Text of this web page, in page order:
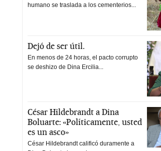
humano se traslada a los cementerios...
Dejó de ser útil.
En menos de 24 horas, el pacto corrupto
se deshizo de Dina Ercilia...
César Hildebrandt a Dina
Boluarte: «Políticamente, usted
es un asco»
César Hildebrandt calificó duramente a